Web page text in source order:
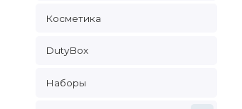
Косметика
DutyBox
Наборы